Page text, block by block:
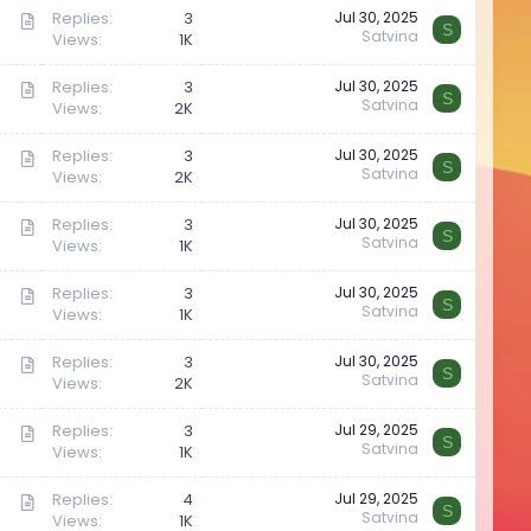
ei
e
A
t
i
e
Replies
3
Views
1K
Jul 30, 2025
Satvina
S
A
t
i
e
Replies
3
Views
2K
Jul 30, 2025
Satvina
S
A
t
i
e
Replies
3
Views
2K
Jul 30, 2025
Satvina
S
A
t
i
e
Replies
3
Views
1K
Jul 30, 2025
Satvina
S
A
t
i
e
Replies
3
Views
1K
Jul 30, 2025
Satvina
S
A
t
i
e
Replies
3
Views
2K
Jul 30, 2025
Satvina
S
A
t
i
Replies
3
Views
1K
Jul 29, 2025
Satvina
S
A
Replies
4
Views
1K
Jul 29, 2025
Satvina
S